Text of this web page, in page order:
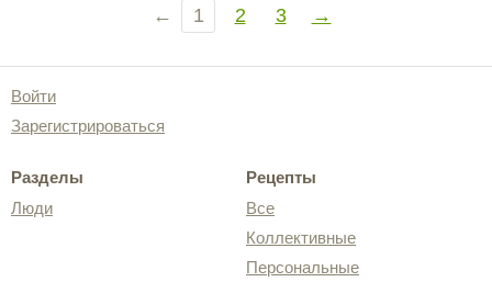
← 1 2 3 →
Войти
Зарегистрироваться
Разделы
Люди
Рецепты
Все
Коллективные
Персональные